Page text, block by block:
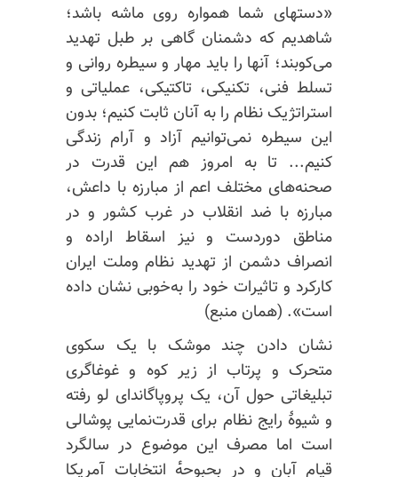
«دستهای شما همواره روی ماشه باشد؛
شاهدیم که دشمنان گاهی بر طبل تهدید
می‌کوبند؛ آنها را باید مهار و سیطره روانی و
تسلط فنی، تکنیکی، تاکتیکی، عملیاتی و
استراتژیک نظام را به آنان ثابت کنیم؛ بدون
این سیطره نمی‌توانیم آزاد و آرام زندگی
کنیم... تا به امروز هم این قدرت در
صحنه‌های مختلف اعم از مبارزه با داعش،
مبارزه با ضد انقلاب در غرب کشور و در
مناطق دوردست و نیز اسقاط اراده و
انصراف دشمن از تهدید نظام وملت ایران
کارکرد و تاثیرات خود را به‌خوبی نشان داده
است». (همان منبع)
نشان دادن چند موشک با یک سکوی
متحرک و پرتاب از زیر کوه و غوغاگری
تبلیغاتی حول آن، یک پروپاگاندای لو رفته
و شیوهٔ رایج نظام برای قدرت‌نمایی پوشالی
است اما مصرف این موضوع در سالگرد
قیام آبان و در بحبوحه‌ٔ انتخابات آمریکا